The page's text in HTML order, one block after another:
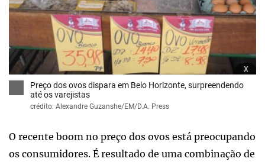
x
Preço dos ovos dispara em Belo Horizonte, surpreendendo
até os varejistas
crédito: Alexandre Guzanshe/EM/D.A. Press
O recente boom no preço dos ovos está preocupando
os consumidores. É resultado de uma combinação de